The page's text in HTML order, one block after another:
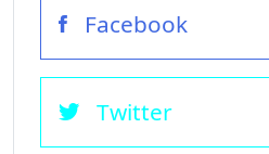
Facebook
Twitter